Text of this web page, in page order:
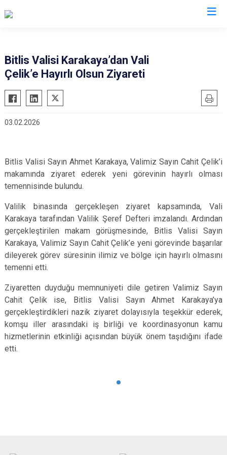
Bitlis Valisi Karakaya’dan Vali
Çelik’e Hayırlı Olsun Ziyareti
03.02.2026
Bitlis Valisi Sayın Ahmet Karakaya, Valimiz Sayın Cahit Çelik’i
makamında ziyaret ederek yeni görevinin hayırlı olması
temennisinde bulundu.
Valilik binasında gerçekleşen ziyaret kapsamında, Vali
Karakaya tarafından Valilik Şeref Defteri imzalandı. Ardından
gerçekleştirilen makam görüşmesinde, Bitlis Valisi Sayın
Karakaya, Valimiz Sayın Cahit Çelik’e yeni görevinde başarılar
dileyerek görev süresinin ilimiz ve bölge için hayırlı olmasını
temenni etti.
Ziyaretten duyduğu memnuniyeti dile getiren Valimiz Sayın
Cahit Çelik ise, Bitlis Valisi Sayın Ahmet Karakaya’ya
gerçekleştirdikleri nazik ziyaret dolayısıyla teşekkür ederek,
komşu iller arasındaki iş birliği ve koordinasyonun kamu
hizmetlerinin etkinliği açısından büyük önem taşıdığını ifade
etti.